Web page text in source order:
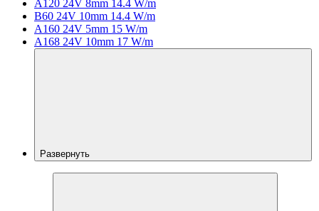
A120 24V 8mm 14.4 W/m
B60 24V 10mm 14.4 W/m
A160 24V 5mm 15 W/m
A168 24V 10mm 17 W/m
Развернуть